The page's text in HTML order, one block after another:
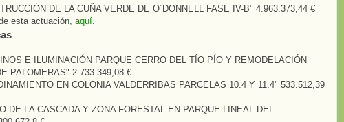
DE LA CUÑA VERDE DE O´DONNELL FASE IV-B" 4.963.373,44 €
esta actuación, aquí
E ILUMINACIÓN PARQUE CERRO DEL TÍO PÍO Y REMODELACIÓN
PALOMERAS" 2.733.349,08 €
EN COLONIA VALDERRIBAS PARCELAS 10.4 Y 11.4" 533.512,39
DE LA CASCADA Y ZONA FORESTAL EN PARQUE LINEAL DEL